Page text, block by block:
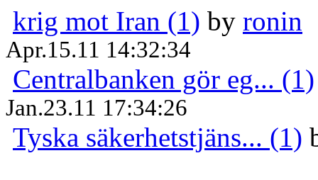
krig mot Iran (1) by ronin
Apr.15.11 14:32:34
Centralbanken gör eg... (1)
Jan.23.11 17:34:26
Tyska säkerhetstjäns... (1)